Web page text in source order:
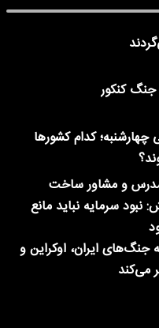
کنکور
کدام کشورها
و مشاور ساخت
سرمایه نباید مانع
ایران، اوکراین و
می‌کند